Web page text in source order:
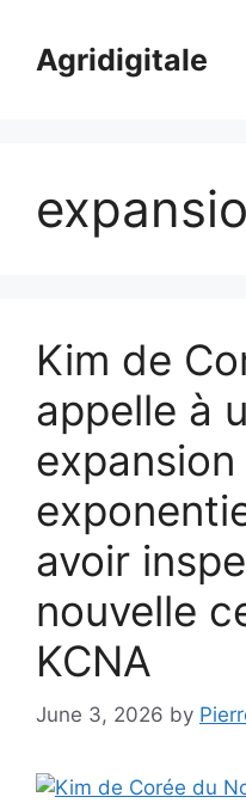
contentAgridigitale
Kim de
appelle à
avoir
nouvelle
KCNA
June 3, 2026 by